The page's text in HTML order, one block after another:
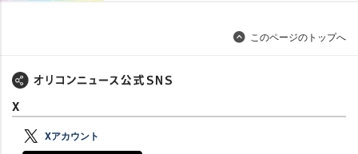
このページのトップへ
X
Xアカウント